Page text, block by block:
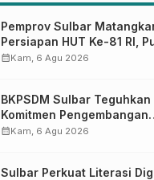
Pemprov Sulbar
Persiapan HUT Ke-81 RI,
Upacara di Lapangan
calendar_monthKam, 6 Agu 2026
BKPSDM Sulbar Teguhkan
Komitmen Pengembangan
Kompetensi ASN melalui
calendar_monthKam, 6 Agu 2026
Sulbar Perkuat Literasi